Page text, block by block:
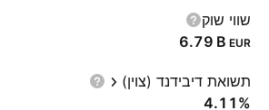
שווי שוק
‪6.79 B‬ EUR
תשואת דיבידנד (צוין)
4.11%